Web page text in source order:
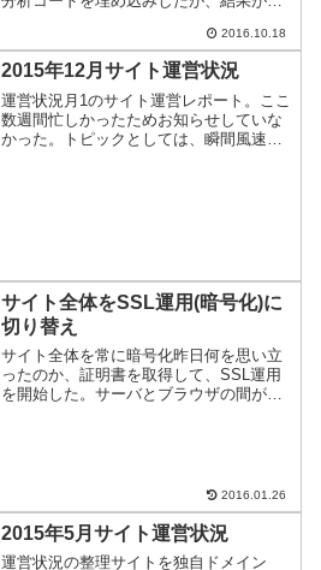
2016.10.18
2015年12月サイト運営状況
運営状況月1のサイト運営レポート。ここ
数週間忙しかったためお知らせしていな
かった。トピックとしては、瞬間風速で
サイト全体をSSL運用(暗号化)に
切り替え
サイト全体を常に暗号化昨日何を思い立
ったのか、証明書を取得して、SSL運用
を開始した。サーバとブラウザの間が暗
2016.01.26
2015年5月サイト運営状況
運営状況の整理サイトを独自ドメイン